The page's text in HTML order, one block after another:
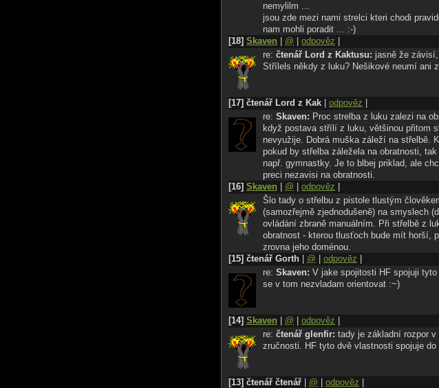
nemylilm ...
jsou zde mezi nami strelci kteri chodi
nam mohli poradit ... :-)
[18] Skaven @ odpověz
re: čtenář Lord z Kaktusu: jasně že
Střílels někdy z luku? Nešikové neumí ani
[17] čtenář Lord z Kak odpověz
re: Skaven: Proc strelba z luku zalezi na
když postava střílí z luku, většinou přitom
nevyužije. Dobrá muška záleží na střelbě.
pokud by střelba záležela na obratnosti,
např. gymnastky. Je to blbej priklad, ale
preci nezavisi na obratnosti.
[16] Skaven @ odpověz
Šlo tady o střelbu z pistole tlustým
(samozřejmě zjednodušeně) na smyslech
ovládání zbraně manuálním. Při střelbě z
obratnost - kterou tlusťoch bude mít horší,
zrovna jeho doménou.
[15] čtenář Gorth
@ odpověz
re: Skaven: V jake spojitosti HF spojuji
se v tom nezvladam orientovat :~)
[14] Skaven @ odpověz
re: čtenář glenfir: tady je základní rozpor
zručnosti. HF tyto dvě vlastnosti spojuje do
[13] čtenář čtenář @ odpověz